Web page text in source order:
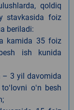
qoldiq
stavkasida foiz
beriladi:
kamida 35 foiz
ish kunida
– 3 yil davomida
oʻn besh